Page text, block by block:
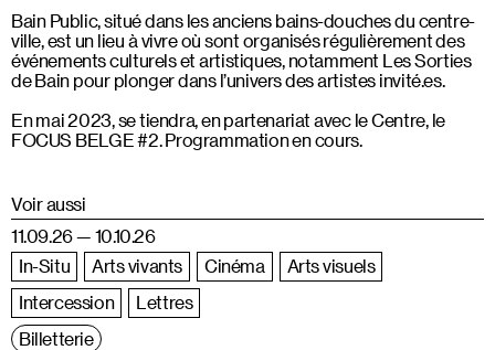
Bain Public, situé dans les anciens bains-douches du centre-
ville, est un lieu à vivre où sont organisés régulièrement des
événements culturels et artistiques, notamment Les Sorties
de Bain pour plonger dans l’univers des artistes invité.es.
En mai 2023, se tiendra, en partenariat avec le Centre, le
FOCUS BELGE #2. Programmation en cours.
Voir aussi
11.09.26 — 10.10.26
In-Situ
Arts vivants Cinéma
Arts visuels
Intercession
Lettres
Billetterie